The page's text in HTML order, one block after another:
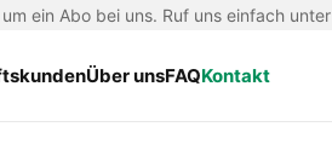
ein Abo bei uns. Ruf uns einfach unter
Über unsFAQKontakt